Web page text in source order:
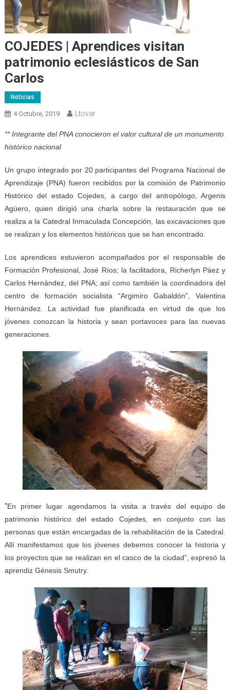
COJEDES | Aprendices visitan
patrimonio eclesiásticos de San
Carlos
Noticias
4 Octubre, 2019 Ltovar
** Integrante del PNA conocieron el valor cultural de un monumento
histórico nacional
Un grupo integrado por 20 participantes del Programa Nacional de
Aprendizaje (PNA) fueron recibidos por la comisión de Patrimonio
Histórico del estado Cojedes, a cargo del antropólogo, Argenis
Agüero, quien dirigió una charla sobre la restauración que se
realiza a la Catedral Inmaculada Concepción, las excavaciones que
se realizan y los elementos históricos que se han encontrado.
Los aprendices estuvieron acompañados por el responsable de
Formación Profesional, José Ríos; la facilitadora, Richerlyn Páez y
Carlos Hernández, del PNA; así como también la coordinadora del
centro de formación socialista “Argimiro Gabaldón”, Valentina
Hernández. La actividad fue planificada en virtud de que los
jóvenes conozcan la historia y sean portavoces para las nuevas
generaciones.
“En primer lugar agendamos la visita a través del equipo de
patrimonio histórico del estado Cojedes, en conjunto con las
personas que están encargadas de la rehabilitación de la Catedral.
Allí manifestamos que los jóvenes debemos conocer la historia y
los proyectos que se realizan en el casco de la ciudad”, expresó la
aprendiz Génesis Smutry.